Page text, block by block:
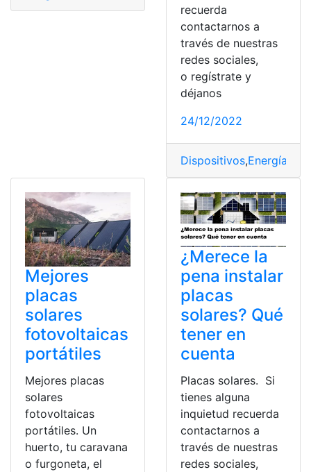
recuerda
contactarnos a
través de nuestras
redes sociales,
o regístrate y
déjanos
24/12/2022
Dispositivos,Energía
Mejores
placas
solares
fotovoltaicas
portátiles
Mejores placas
solares
fotovoltaicas
portátiles. Un
huerto, tu caravana
o furgoneta, el
¿Merece la
pena instalar
placas
solares? Qué
tener en
cuenta
Placas solares. Si
tienes alguna
inquietud recuerda
contactarnos a
través de nuestras
redes sociales,